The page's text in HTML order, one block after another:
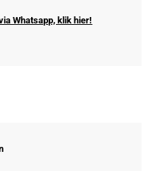
Whatsapp, klik hier!